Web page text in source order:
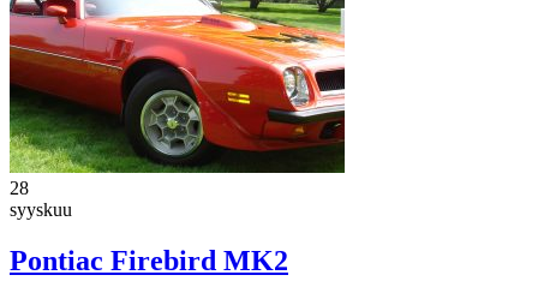
28
syyskuu
Pontiac Firebird MK2